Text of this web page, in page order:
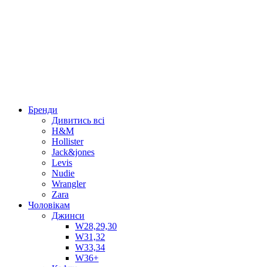
Бренди
Дивитись всі
H&M
Hollister
Jack&jones
Levis
Nudie
Wrangler
Zara
Чоловікам
Джинси
W28,29,30
W31,32
W33,34
W36+